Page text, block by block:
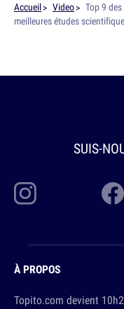
Accueil Video
Top 9
meilleures études
SUIS-
À PROPOS
Topito.com devient